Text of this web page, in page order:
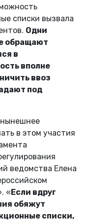
списки вызвала
Одни
обращают
в
вполне
ввоз
под
нынешнее
в этом участия
ведомства Елена
«Если вдруг
обяжут
списки,